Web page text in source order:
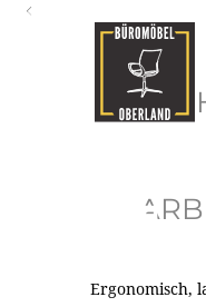
Ergonomisch,